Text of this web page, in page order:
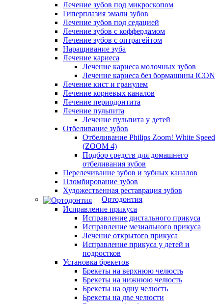
Лечение зубов под микроскопом
Гиперплазия эмали зубов
Лечение зубов под седацией
Лечение зубов с коффердамом
Лечение зубов с оптрагейтом
Наращивание зуба
Лечение кариеса
Лечение кариеса молочных зубов
Лечение кариеса без бормашины ICON
Лечение кист и гранулем
Лечение корневых каналов
Лечение периодонтита
Лечение пульпита
Лечение пульпита у детей
Отбеливание зубов
Отбеливание Philips Zoom! White Speed
(ZOOM 4)
Подбор средств для домашнего
отбеливания зубов
Перелечивание зубов и зубных каналов
Пломбирование зубов
Художественная реставрация зубов
Ортодонтия
Исправление прикуса
Исправление дистального прикуса
Исправление мезиального прикуса
Лечение открытого прикуса
Исправление прикуса у детей и
подростков
Установка брекетов
Брекеты на верхнюю челюсть
Брекеты на нижнюю челюсть
Брекеты на одну челюсть
Брекеты на две челюсти